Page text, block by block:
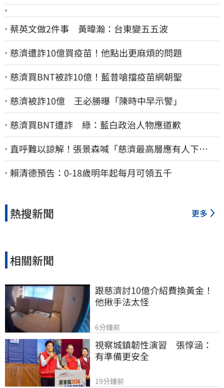
蔡英文做2件事 黃暐瀚：台東變五五波
慈濟遭詐10億買疫苗！他點出更麻煩的問題
慈濟買BNT被詐10億！藍昔嗆擋疫苗網朝聖
慈濟被詐10億 王必勝曝「陳時中早示警」
慈濟買BNT遭詐 綠：藍白政治人物應道歉
直呼難以諒解！張景森喊「慈濟最高層應有人下
台」：受害者是捐款的大眾
賴清德預告：0-18歲明年起每月可領五千
熱搜新聞 更多
相關新聞
跟慈濟討10億介紹費換黃金！
他揪手法太怪
6分鐘前
視察城鎮韌性演習　張惇涵：
有準備更安全
19分鐘前